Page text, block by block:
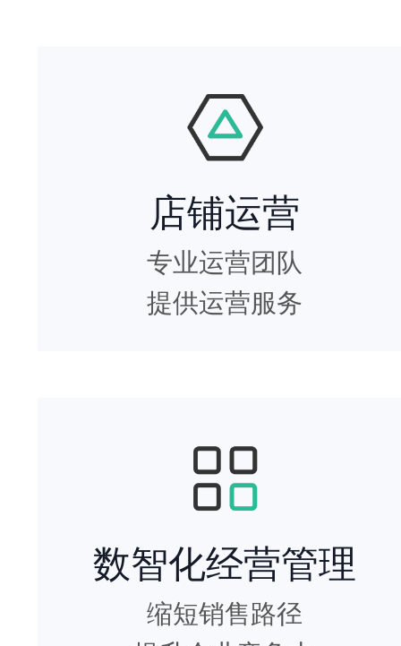
店铺运营
专业运营团队
提供运营服务
数智化经营管理
缩短销售路径